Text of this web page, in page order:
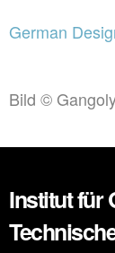
German
Bild ©
Institut für